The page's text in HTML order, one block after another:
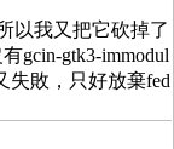
以我又把它砍掉了
gcin-gtk3-immodul
失敗，只好放棄fed